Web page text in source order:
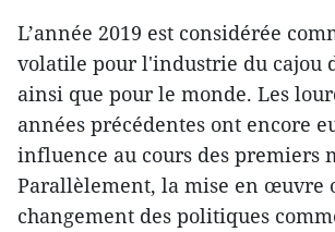
L’année 2019 est considérée
volatile pour l'industrie du cajou
ainsi que pour le monde. Les
années précédentes ont encore
influence au cours des premiers
Parallèlement, la mise en œuvre
changement des politiques